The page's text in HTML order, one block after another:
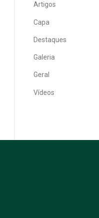
Artigos
Capa
Destaques
Galeria
Geral
Vídeos